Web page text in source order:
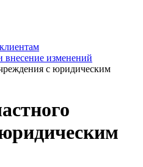
внесение изменений
с юридическим